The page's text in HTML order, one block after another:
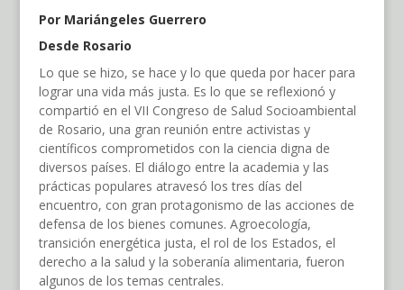
Por Mariángeles Guerrero
Desde Rosario
Lo que se hizo, se hace y lo que queda por hacer para
lograr una vida más justa. Es lo que se reflexionó y
compartió en el VII Congreso de Salud Socioambiental
de Rosario, una gran reunión entre activistas y
científicos comprometidos con la ciencia digna de
diversos países. El diálogo entre la academia y las
prácticas populares atravesó los tres días del
encuentro, con gran protagonismo de las acciones de
defensa de los bienes comunes. Agroecología,
transición energética justa, el rol de los Estados, el
derecho a la salud y la soberanía alimentaria, fueron
algunos de los temas centrales.